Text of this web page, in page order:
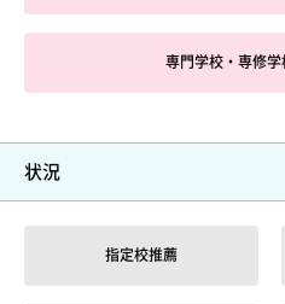
専門学校・専修
状況
指定校推薦